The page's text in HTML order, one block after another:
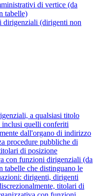
di vertice (da
tabelle)
dirigenziali (dirigenti non
a qualsiasi titolo
quelli conferiti
dall'organo di indirizzo
procedure pubbliche di
di posizione
con funzioni dirigenziali (da
tabelle che distinguano le
dirigenti, dirigenti
titolari di